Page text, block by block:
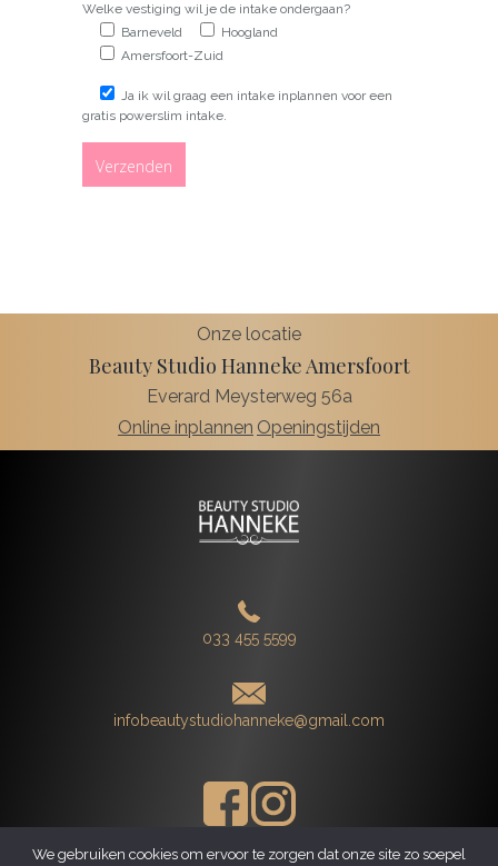
Welke vestiging wil je de intake ondergaan?
Barneveld
Hoogland
Amersfoort-Zuid
Ja ik wil graag een intake inplannen voor een
gratis powerslim intake.
Onze locatie
Beauty Studio Hanneke Amersfoort
Everard Meysterweg 56a
Online inplannen Openingstijden
033 455 5599
infobeautystudiohanneke@gmail.com
We gebruiken cookies om ervoor te zorgen dat onze site zo soepel